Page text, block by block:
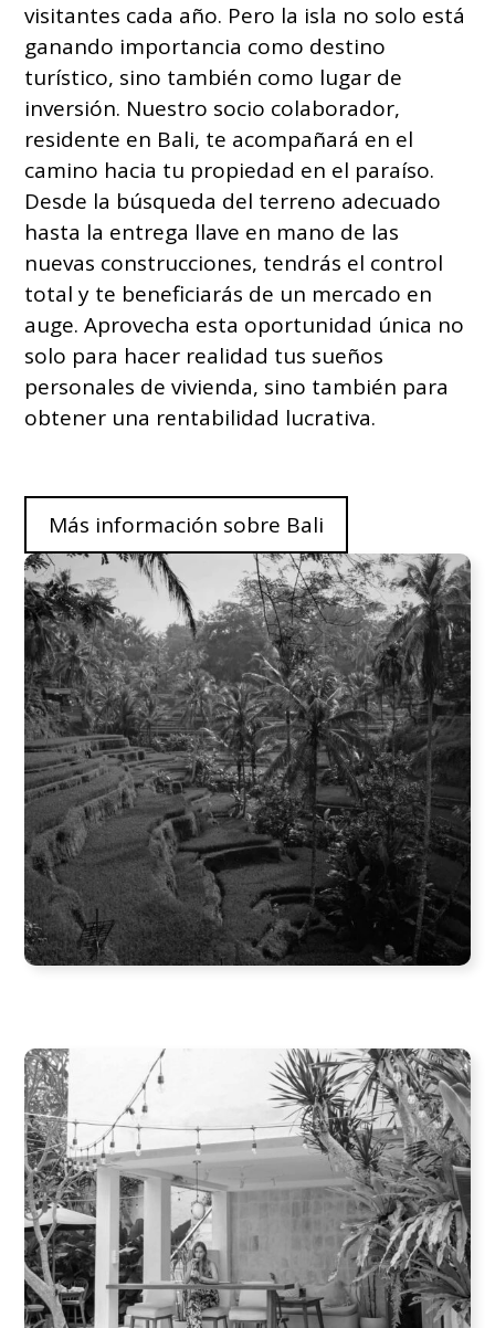
visitantes cada año. Pero la isla no solo está
ganando importancia como destino
turístico, sino también como lugar de
inversión. Nuestro socio colaborador,
residente en Bali, te acompañará en el
camino hacia tu propiedad en el paraíso.
Desde la búsqueda del terreno adecuado
hasta la entrega llave en mano de las
nuevas construcciones, tendrás el control
total y te beneficiarás de un mercado en
auge. Aprovecha esta oportunidad única no
solo para hacer realidad tus sueños
personales de vivienda, sino también para
obtener una rentabilidad lucrativa.
Más información sobre Bali